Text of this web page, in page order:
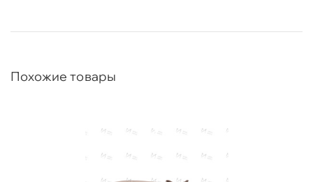
Похожие товары